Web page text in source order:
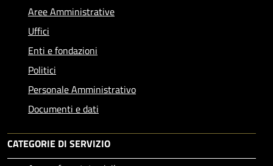
Aree Amministrative
Uffici
Enti e fondazioni
Politici
Personale Amministrativo
Documenti e dati
CATEGORIE DI SERVIZIO